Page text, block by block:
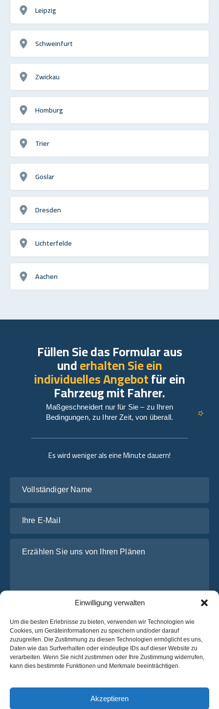
Einwilligung verwalten
Um die besten Erlebnisse zu bieten, verwenden wir Technologien wie
Cookies, um Geräteinformationen zu speichern und/oder darauf
zuzugreifen. Die Zustimmung zu diesen Technologien ermöglicht es uns,
Daten wie das Surfverhalten oder eindeutige IDs auf dieser Website zu
verarbeiten. Wenn Sie nicht zustimmen oder Ihre Zustimmung widerrufen,
kann dies bestimmte Funktionen und Merkmale beeinträchtigen.
Akzeptieren
Leipzig
Schweinfurt
Zwickau
Homburg
Trier
Goslar
Dresden
Lichterfelde
Aachen
Es wird weniger als eine Minute dauern!
Ich habe dieDatenschutz-Bestimmungenvon OsaBus
gelesen und stimme ihnen zu.
Ein Angebot einholen
Füllen Sie das Formular aus
underhalten Sie ein
individuelles Angebotfür ein
Fahrzeug mit Fahrer.
Maßgeschneidert nur für Sie – zu Ihren
Bedingungen, zu Ihrer Zeit, von überall.